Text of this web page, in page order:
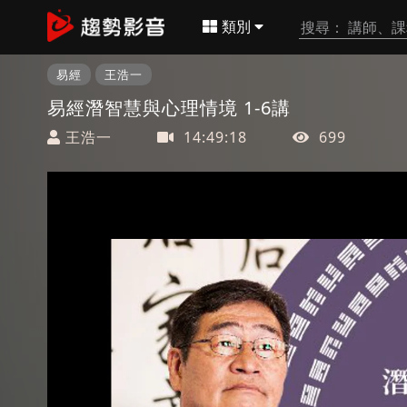
類別
易經 王浩一
易經潛智慧與心理情境 1-6講
王浩一 14:49:18 699